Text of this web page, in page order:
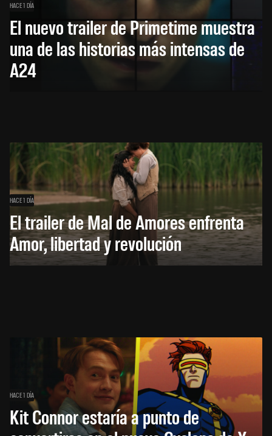
HACE 1 DÍA
El nuevo trailer de Primetime muestra
una de las historias más intensas de
A24
HACE 1 DÍA
El trailer de Mal de Amores enfrenta
Amor, libertad y revolución
HACE 1 DÍA
Kit Connor estaría a punto de